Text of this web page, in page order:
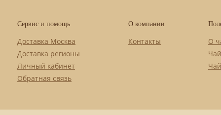
Сервис и помощь
Доставка Москва
Доставка регионы
Личный кабинет
Обратная связь
О компании
Контакты
О